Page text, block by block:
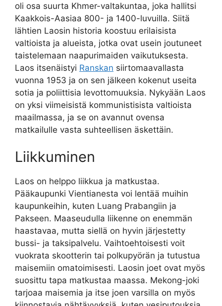
oli osa suurta Khmer-valtakuntaa, joka hallitsi
Kaakkois-Aasiaa 800- ja 1400-luvuilla. Siitä
lähtien Laosin historia koostuu erilaisista
valtioista ja alueista, jotka ovat usein joutuneet
taistelemaan naapurimaiden vaikutuksesta.
Laos itsenäistyi Ranskan siirtomaavallasta
vuonna 1953 ja on sen jälkeen kokenut useita
sotia ja poliittisia levottomuuksia. Nykyään Laos
on yksi viimeisistä kommunistisista valtioista
maailmassa, ja se on avannut ovensa
matkailulle vasta suhteellisen äskettäin.
Liikkuminen
Laos on helppo liikkua ja matkustaa.
Pääkaupunki Vientianesta voi lentää muihin
kaupunkeihin, kuten Luang Prabangiin ja
Pakseen. Maaseudulla liikenne on enemmän
haastavaa, mutta siellä on hyvin järjestetty
bussi- ja taksipalvelu. Vaihtoehtoisesti voit
vuokrata skootterin tai polkupyörän ja tutustua
maisemiin omatoimisesti. Laosin joet ovat myös
suosittu tapa matkustaa maassa. Mekong-joki
tarjoaa maisemia ja itse joen varsilla on myös